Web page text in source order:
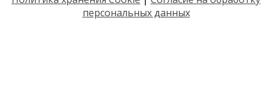
персональных данных